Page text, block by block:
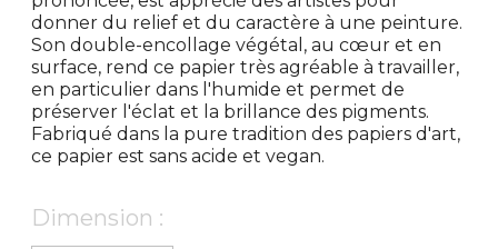
donner du relief et du caractère à une peinture.
Son double-encollage végétal, au cœur et en
surface, rend ce papier très agréable à travailler,
en particulier dans l'humide et permet de
préserver l'éclat et la brillance des pigments.
Fabriqué dans la pure tradition des papiers d'art,
ce papier est sans acide et vegan.
Dimension :